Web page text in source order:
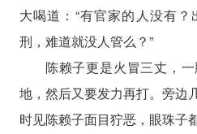
大喝道：“有官家的人没有
刑，难道就没人管么？”
陈赖子更是火冒三丈，
地，然后又要发力再打。旁边
时见陈赖子面目狞恶，眼珠子